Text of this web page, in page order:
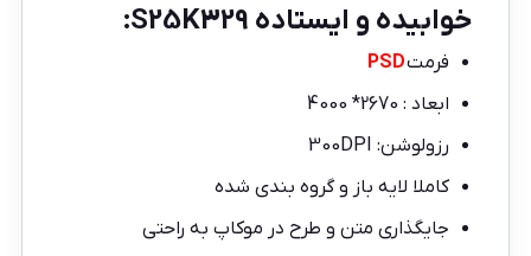
خوابیده و ایستاده S25K329:
فرمتPSD
ابعاد : 2670* 4000
رزولوشن: 300DPI
کاملا لایه باز و گروه بندی شده
جایگذاری متن و طرح در موکاپ به راحتی